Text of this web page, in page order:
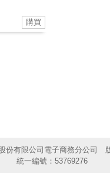
份有限公司電子商務分公司
統一編號：53769276